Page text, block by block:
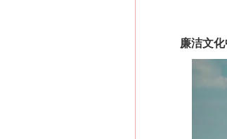
廉洁文化中